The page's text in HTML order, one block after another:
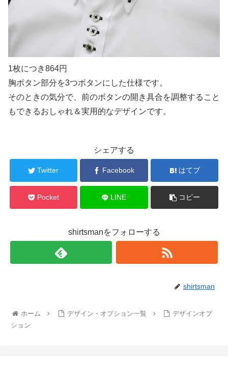
1枚につき864円
胸ボタン部分を3つボタンにした仕様です。
そのときの気分で、前のボタンの開き具合を調整すること
もできるおしゃれ＆実用的なデザインです。
シェアする
Twitter Facebook はてブ
Pocket LINE コピー
shirtsmanをフォローする
shirtsman
ホーム デザイン・オプション一覧
デザインオプ
ション